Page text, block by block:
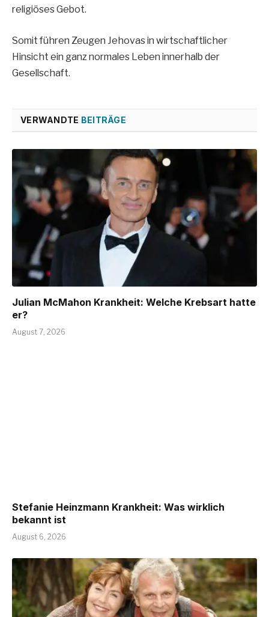
religiöses Gebot.
Somit führen Zeugen Jehovas in wirtschaftlicher
Hinsicht ein ganz normales Leben innerhalb der
Gesellschaft.
VERWANDTE BEITRÄGE
Julian McMahon Krankheit: Welche Krebsart hatte
er?
August 7, 2026
Stefanie Heinzmann Krankheit: Was wirklich
bekannt ist
August 6, 2026